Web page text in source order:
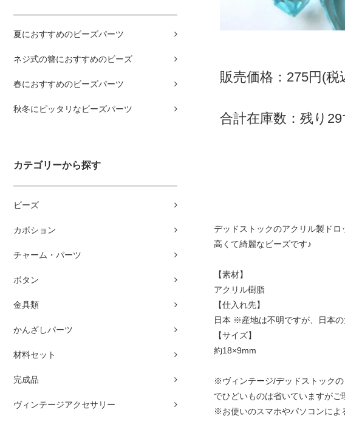
夏におすすめのビーズパーツ
ネジ式の簪におすすめのビーズ
春におすすめのビーズパーツ
秋冬にピッタリなビーズパーツ
カテゴリーから探す
ビーズ
カボション
チャーム・パーツ
ボタン
金具類
かんざしパーツ
材料セット
完成品
ヴィンテージアクセサリー
販売価格：275円(税
合計在庫数：残り29
デッドストックのアクリル製ド
高くて綺麗なビーズです♪
【素材】
アクリル樹脂
【仕入れ先】
日本 ※産地は不明ですが、日本の
【サイズ】
約18×9mm
※ヴィンテージ/デッドストック
でひどいものは省いていますがご
※お使いのスマホやパソコンによ